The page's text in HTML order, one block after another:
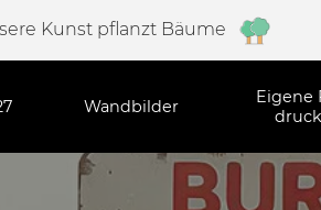
Kunst pflanzt Bäume
Wandbilder
Eigene